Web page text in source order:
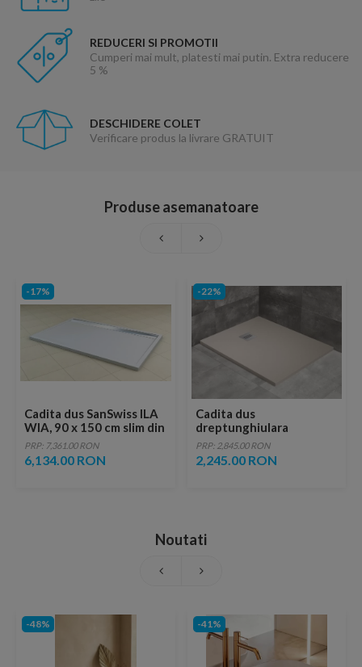
REDUCERI SI PROMOTII
Cumperi mai mult, platesti mai putin. Extra reducere
5 %
DESCHIDERE COLET
Verificare produs la livrare GRATUIT
Produse asemanatoare
-17%
Cadita dus SanSwiss ILA
WIA, 90 x 150 cm slim din
marmura compozita alb,
crom
PRP: 7,361.00 RON
6,134.00 RON
-22%
Cadita dus
dreptunghiulara
Radaway Kyntos F
140x70xH3 cm,
decupabila
PRP: 2,845.00 RON
2,245.00 RON
Noutati
-48% -41%